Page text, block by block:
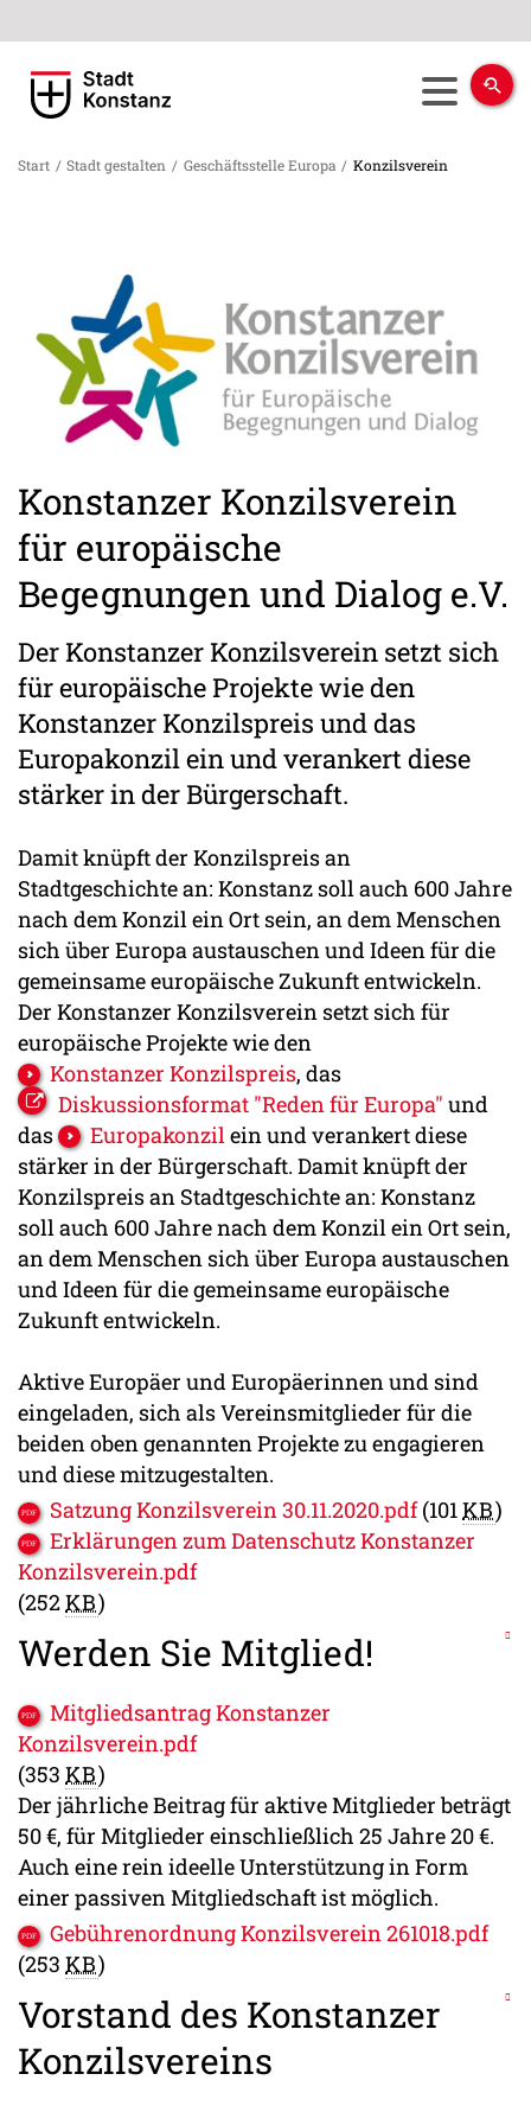
Start / Stadt gestalten / Geschäftsstelle Europa / Konzilsverein
Konstanzer Konzilsverein
für europäische
Begegnungen und Dialog e.V.
Der Konstanzer Konzilsverein setzt sich
für europäische Projekte wie den
Konstanzer Konzilspreis und das
Europakonzil ein und verankert diese
stärker in der Bürgerschaft.
Damit knüpft der Konzilspreis an
Stadtgeschichte an: Konstanz soll auch 600 Jahre
nach dem Konzil ein Ort sein, an dem Menschen
sich über Europa austauschen und Ideen für die
gemeinsame europäische Zukunft entwickeln.
Der Konstanzer Konzilsverein setzt sich für
europäische Projekte wie den
Konstanzer Konzilspreis, das
Diskussionsformat "Reden für Europa" und
das
Europakonzilein und verankert diese
stärker in der Bürgerschaft. Damit knüpft der
Konzilspreis an Stadtgeschichte an: Konstanz
soll auch 600 Jahre nach dem Konzil ein Ort sein,
an dem Menschen sich über Europa austauschen
und Ideen für die gemeinsame europäische
Zukunft entwickeln.
Aktive Europäer und Europäerinnen und sind
eingeladen, sich als Vereinsmitglieder für die
beiden oben genannten Projekte zu engagieren
und diese mitzugestalten.
Satzung Konzilsverein 30.11.2020.pdf (101KB)
Erklärungen zum Datenschutz Konstanzer
Konzilsverein.pdf
(252KB)
Werden Sie Mitglied!
Mitgliedsantrag Konstanzer
Konzilsverein.pdf
(353 KB)
Der jährliche Beitrag für aktive Mitglieder beträgt
50 €, für Mitglieder einschließlich 25 Jahre 20 €.
Auch eine rein ideelle Unterstützung in Form
einer passiven Mitgliedschaft ist möglich.
Gebührenordnung Konzilsverein 261018.pdf
(253 KB)
Vorstand des Konstanzer
Konzilsvereins